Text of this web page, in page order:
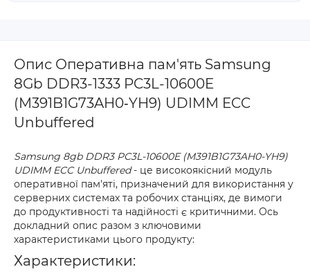
Опис Оперативна пам'ять Samsung
8Gb DDR3-1333 PC3L-10600E
(M391B1G73AH0‐YH9) UDIMM ECC
Unbuffered
Samsung 8gb DDR3 PC3L-10600E (M391B1G73AH0-YH9)
UDIMM ECC Unbuffered- це високоякісний модуль
оперативної пам'яті, призначений для використання у
серверних системах та робочих станціях, де вимоги
до продуктивності та надійності є критичними. Ось
докладний опис разом з ключовими
характеристиками цього продукту:
Характеристики: